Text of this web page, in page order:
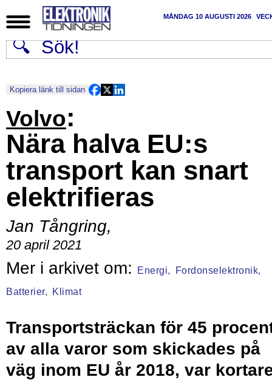
MÅNDAG 10 AUGUSTI 2026
Kopiera länk till sidan
Volvo:
Nära halva EU:s
transport kan snart
elektrifieras
Jan Tångring,
20 april 2021
Energi, Fordonselektronik,
Batterier, Klimat
Transportsträckan för 45
av alla varor som skickades på
väg inom EU år 2018, var